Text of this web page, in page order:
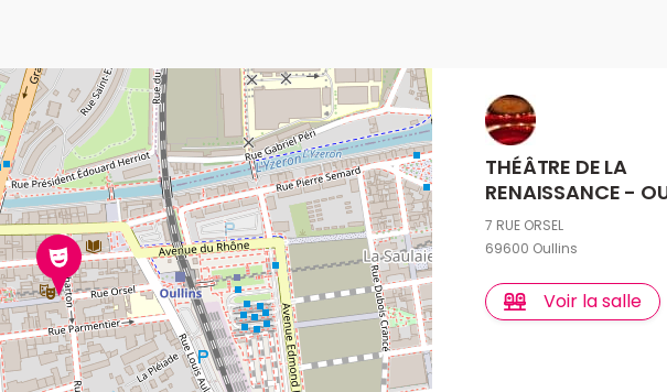
THÉÂTRE DE LA
RENAISSANCE -
7 RUE ORSEL
69600 Oullins
Voir la salle